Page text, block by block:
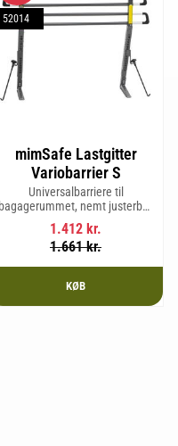
mimSafe Lastgitter
Variobarrier S
Universalbarriere til
bagagerummet, nemt justerbar,
så den passer til din bils form
for en sikker og tryg rejse med
kæledyr eller last.
1.412 kr.
1.661kr.
52014
KØB